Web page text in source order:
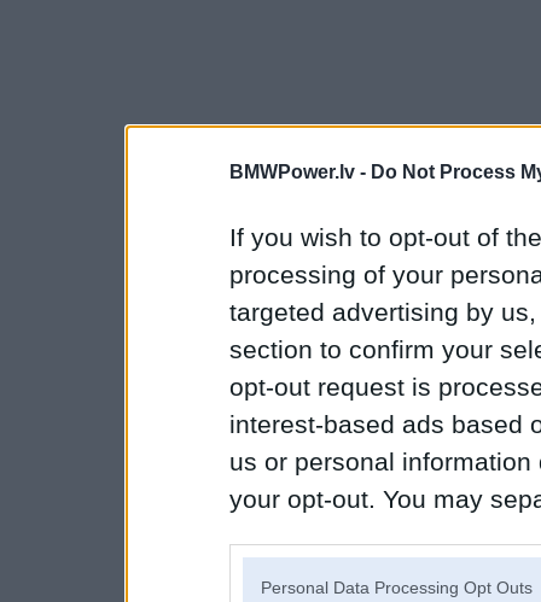
BMWPower.lv - Do Not Process
If you wish to opt-out of
processing of your
targeted advertising by
section to confirm your
opt-out request is
interest-based ads based
us or personal
your opt-out. You may
Personal Data Processing Opt Outs